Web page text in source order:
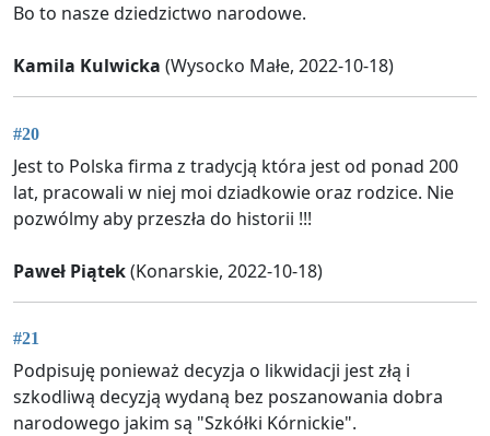
Bo to nasze dziedzictwo narodowe.
Kamila Kulwicka (Wysocko Małe, 2022-10-18)
#20
Jest to Polska firma z tradycją która jest od ponad 200
lat, pracowali w niej moi dziadkowie oraz rodzice. Nie
pozwólmy aby przeszła do historii !!!
Paweł Piątek(Konarskie, 2022-10-18)
#21
Podpisuję ponieważ decyzja o likwidacji jest złą i
szkodliwą decyzją wydaną bez poszanowania dobra
narodowego jakim są "Szkółki Kórnickie".